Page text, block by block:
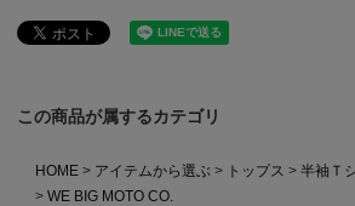
この商品が属するカテゴリ
HOME アイテムから選ぶ トップス
半袖Ｔ
WE BIG MOTO CO.